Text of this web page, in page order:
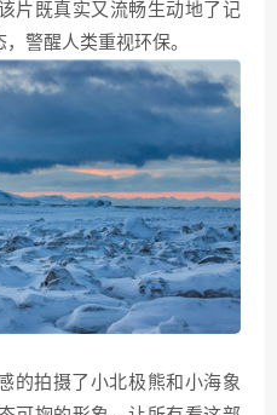
片既真实又流畅生动地了记
警醒人类重视环保。
的拍摄了小北极熊和小海象